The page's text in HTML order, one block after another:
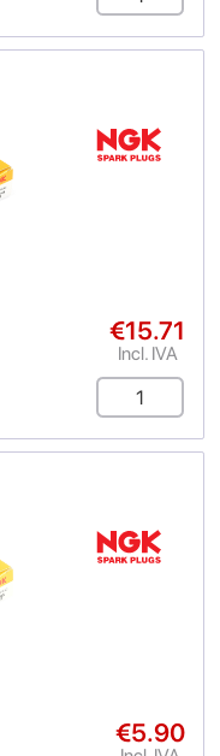
€15.71
Incl. IVA
€5.90